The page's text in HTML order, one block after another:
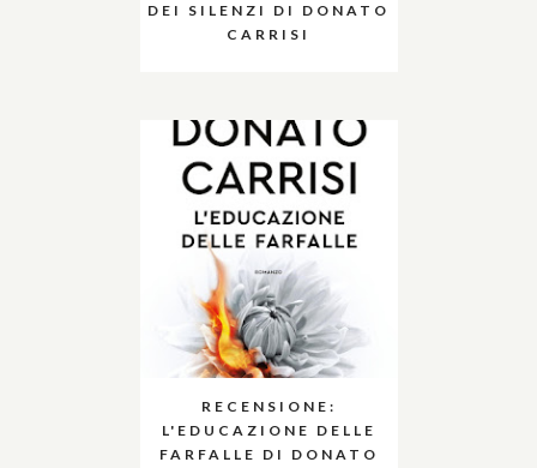
DEI SILENZI DI DONATO
CARRISI
RECENSIONE:
L'EDUCAZIONE DELLE
FARFALLE DI DONATO